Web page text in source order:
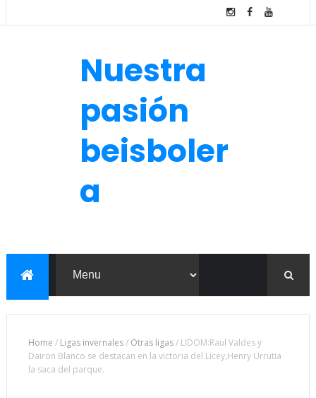
Nuestra
pasión
beisboler
a
Home / Ligas invernales/ Otras ligas/ LIDOM:Raul Valdes y
Dairon Blanco se destacan en la victoria del Licey,Henry Urrutia
la saca del parque.